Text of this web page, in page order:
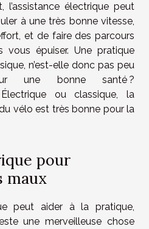
l’assistance électrique peut
à une très bonne vitesse,
et de faire des parcours
épuiser. Une pratique
n’est-elle donc pas peu
une bonne santé ?
ou classique, la
vélo est très bonne pour la
pour
maux
peut aider à la pratique,
une merveilleuse chose